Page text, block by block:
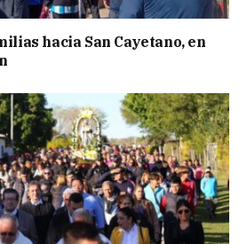
hacia San Cayetano, en